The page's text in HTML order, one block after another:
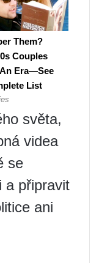
světa,
videa
se
a připravit
ani